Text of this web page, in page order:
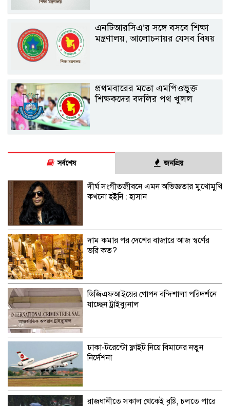
এনটিআরসিএ’র সঙ্গে বসবে শিক্ষা
মন্ত্রণালয়, আলোচনায়র যেসব বিষয়
প্রথমবারের মতো এমপিওভুক্ত
শিক্ষকদের বদলির পথ খুলল
সর্বশেষ জনপ্রিয়
দীর্ঘ সংগীতজীবনে এমন অভিজ্ঞতার মুখোমুখি
কখনো হইনি : হাসান
দাম কমার পর দেশের বাজারে আজ স্বর্ণের
ভরি কত?
ডিজিএফআইয়ের গোপন বন্দিশালা পরিদর্শনে
যাচ্ছেন ট্রাইব্যুনাল
ঢাকা-টরেন্টো ফ্লাইট নিয়ে বিমানের নতুন
নির্দেশনা
রাজধানীতে সকাল থেকেই বৃষ্টি, চলতে পারে